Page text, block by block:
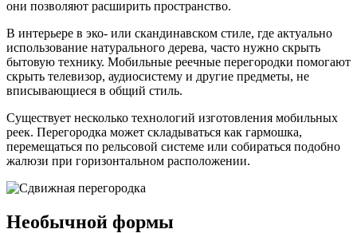
они позволяют расширить пространство.
В интерьере в эко- или скандинавском стиле, где актуально
использование натурального дерева, часто нужно скрыть
бытовую технику. Мобильные реечные перегородки помогают
скрыть телевизор, аудиосистему и другие предметы, не
вписывающиеся в общий стиль.
Существует несколько технологий изготовления мобильных
реек. Перегородка может складываться как гармошка,
перемещаться по рельсовой системе или собираться подобно
жалюзи при горизонтальном расположении.
Необычной формы